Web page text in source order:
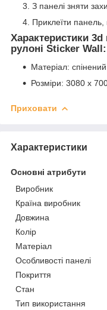
З панелі зняти
Приклеїти панель,
Характеристики 3d
рулоні Sticker Wall:
Матеріал:
Розміри: 3080 x
Приховати
Характеристики
Основні атрибути
Виробник
Країна виробник
Довжина
Колір
Матеріал
Особливості панелі
Покриття
Стан
Тип використання